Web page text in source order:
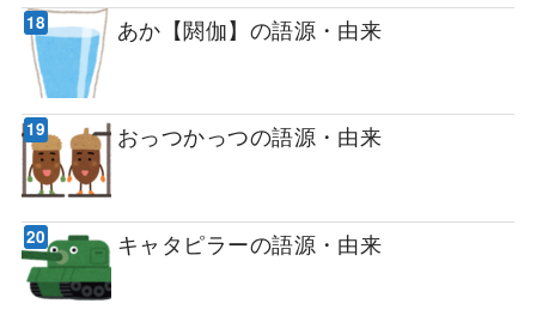
あか【閼伽】の語源・由来
おっつかっつの語源・由来
キャタピラーの語源・由来